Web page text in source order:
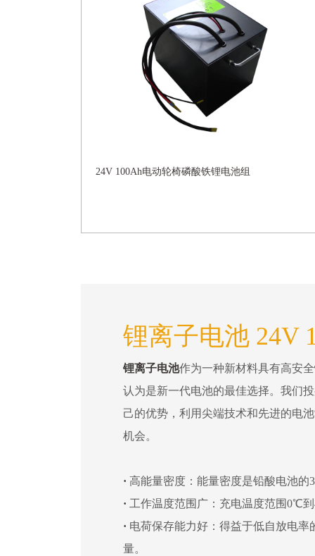
24V 100Ah电动轮椅磷酸铁锂电池组
锂离子电池 24V
锂离子电池作为一种新材料具有高安
认为是新一代电池的最佳选择。我们
己的优势，利用尖端技术和先进的电
机会。
· 高能量密度：能量密度是铅酸电池的
· 工作温度范围广：充电温度范围0℃
· 电荷保存能力好：得益于低自放电
量。